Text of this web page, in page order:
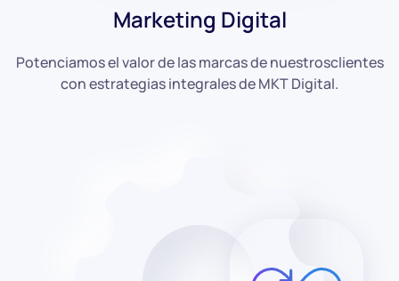
Marketing Digital
Potenciamos el valor de las marcas de nuestrosclientes
con estrategias integrales de MKT Digital.